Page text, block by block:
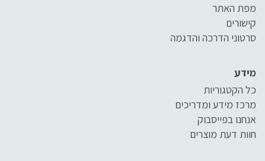
מפת האתר
קישורים
סרטוני הדרכה והדגמה
מידע
כל הקטגוריות
מרכז מידע ומדריכים
אנחנו בפייסבוק
חוות דעת מוצרים